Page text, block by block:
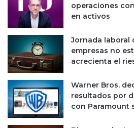
operaciones
en activos
Jornada laboral
empresas no
acrecienta el
Warner Bros.
resultados por
con Paramount